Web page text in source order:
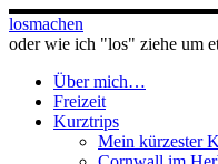
Zum
Inhalt
losmachen
oder wie ich "los" ziehe um
Über mich…
Freizeit
Kurztrips
Mein kürzester